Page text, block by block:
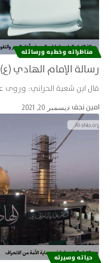
مناظراته وخطبه ورسائله
رسالة الإمام الهادي
قال ابن شعبة الحراني: وروى
امین نجف ديسمبر 20, 2021
حياته وسيرته